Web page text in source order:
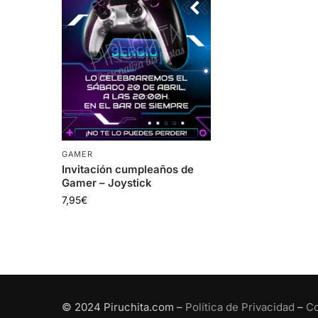
GAMER
Invitación cumpleaños de
Gamer – Joystick
7,95€
© 2024 Piruchita.com – Política de Privacidad –